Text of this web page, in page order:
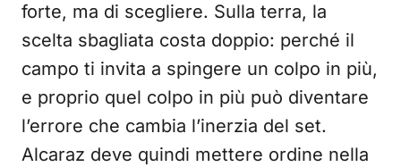
forte, ma di scegliere. Sulla terra, la
scelta sbagliata costa doppio: perché il
campo ti invita a spingere un colpo in più,
e proprio quel colpo in più può diventare
l’errore che cambia l’inerzia del set.
Alcaraz deve quindi mettere ordine nella